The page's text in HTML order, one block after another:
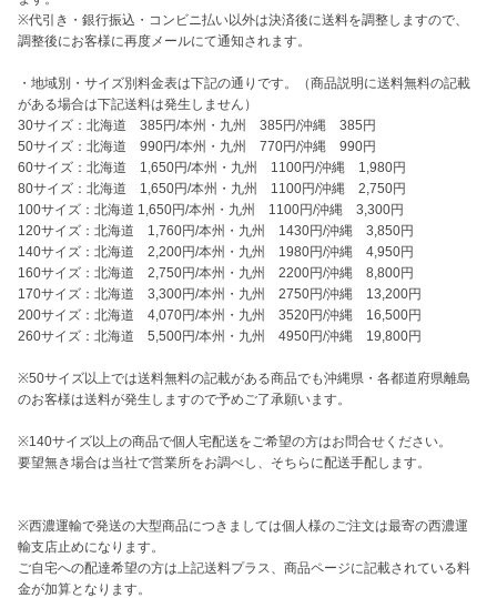
※代引き・銀行振込・コンビニ払い以外は決済後に送料を調整しますので、
調整後にお客様に再度メールにて通知されます。
・地域別・サイズ別料金表は下記の通りです。（商品説明に送料無料の記載
がある場合は下記送料は発生しません）
30サイズ：北海道　385円/本州・九州　385円/沖縄　385円
50サイズ：北海道　990円/本州・九州　770円/沖縄　990円
60サイズ：北海道　1,650円/本州・九州　1100円/沖縄　1,980円
80サイズ：北海道　1,650円/本州・九州　1100円/沖縄　2,750円
100サイズ：北海道 1,650円/本州・九州　1100円/沖縄　3,300円
120サイズ：北海道　1,760円/本州・九州　1430円/沖縄　3,850円
140サイズ：北海道　2,200円/本州・九州　1980円/沖縄　4,950円
160サイズ：北海道　2,750円/本州・九州　2200円/沖縄　8,800円
170サイズ：北海道　3,300円/本州・九州　2750円/沖縄　13,200円
200サイズ：北海道　4,070円/本州・九州　3520円/沖縄　16,500円
260サイズ：北海道　5,500円/本州・九州　4950円/沖縄　19,800円
※50サイズ以上では送料無料の記載がある商品でも沖縄県・各都道府県離島
のお客様は送料が発生しますので予めご了承願います。
※140サイズ以上の商品で個人宅配送をご希望の方はお問合せください。
要望無き場合は当社で営業所をお調べし、そちらに配送手配します。
※西濃運輸で発送の大型商品につきましては個人様のご注文は最寄の西濃運
輸支店止めになります。
ご自宅への配達希望の方は上記送料プラス、商品ページに記載されている料
金が加算となります。